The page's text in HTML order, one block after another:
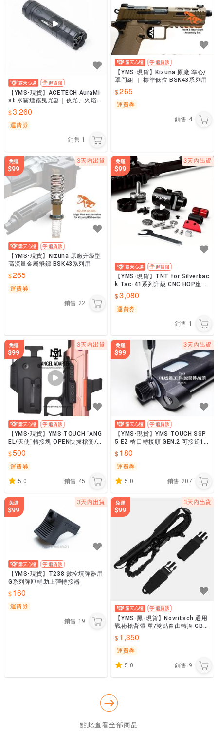
【YMS-現貨】ACETECH AuraMi
st 水霧煙霧曳光器｜夜光、火焰、
水霧多重效果
3,260
運費券
銷售 1
【YMS-現貨】Kizuna 原廠 準心/
罩門組 ｜ 標準低位 BSK43系列用
265
運費券
銷售 4
【YMS-現貨】Kizuna 原廠升級型
高流量金屬飛鏢 BSK43系列用
265
運費券
銷售 22
【YMS-現貨】TNT for Silverbac
k Tac-41系列升級 CNC HOP座 含
專用推嘴 氣密佳
3,080
運費券
銷售 1
【YMS-現貨】YMS TOUCH "ANG
EL/天使"轉接塊 OPEN快拔槍套/
左右手/SSP5/SSP28
500
運費券
5.0 銷售 45
【YMS-現貨】YMS TOUCH SSP
5 EZ 槍口轉接頭 GEN.2 可接逆14
牙發光器/抑制器火帽
180
運費券
5.0 銷售 207
【YMS-現貨】T238 數控填彈器用
G系列彈匣輔助上彈轉接器
160
運費券
銷售 19
【YMS-黑-現貨】Novritsch 通用
戰術槍背帶 單/雙點自由轉換 GBB
AEG均適合 有QD T21B
1,350
運費券
5.0 銷售 9
點此查看全部商品